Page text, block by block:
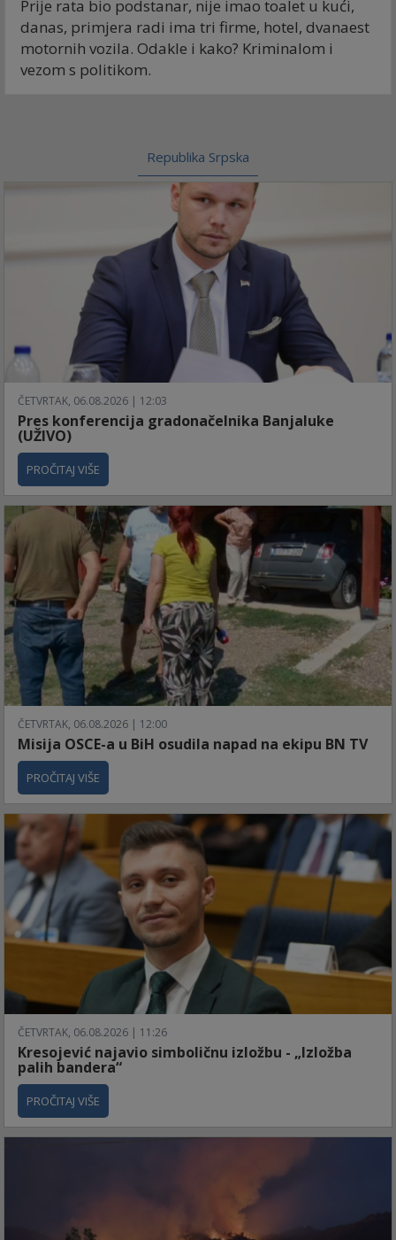
Prije rata bio podstanar, nije imao toalet u kući,
danas, primjera radi ima tri firme, hotel, dvanaest
motornih vozila. Odakle i kako? Kriminalom i
vezom s politikom.
Republika Srpska
ČETVRTAK, 06.08.2026 | 12:03
Pres konferencija gradonačelnika Banjaluke
(UŽIVO)
PROČITAJ VIŠE
ČETVRTAK, 06.08.2026 | 12:00
Misija OSCE-a u BiH osudila napad na ekipu BN TV
PROČITAJ VIŠE
ČETVRTAK, 06.08.2026 | 11:26
Kresojević najavio simboličnu izložbu - „Izložba
palih bandera“
PROČITAJ VIŠE